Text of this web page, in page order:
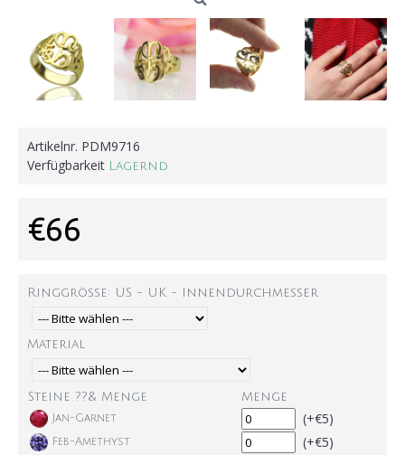
Artikelnr. PDM9716
Verfügbarkeit
Lagernd
€66
Ringgröße: US - UK - Innendurchmesser
Material
Steine ??& Menge Menge
Jan-Garnet (+€5)
Feb-Amethyst (+€5)